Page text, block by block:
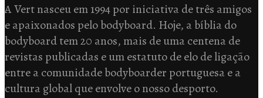
A Vert nasceu em 1994 por iniciativa de três amigos
e apaixonados pelo bodyboard. Hoje, a bíblia do
bodyboard tem 20 anos, mais de uma centena de
revistas publicadas e um estatuto de elo de ligação
entre a comunidade bodyboarder portuguesa e a
cultura global que envolve o nosso desporto.